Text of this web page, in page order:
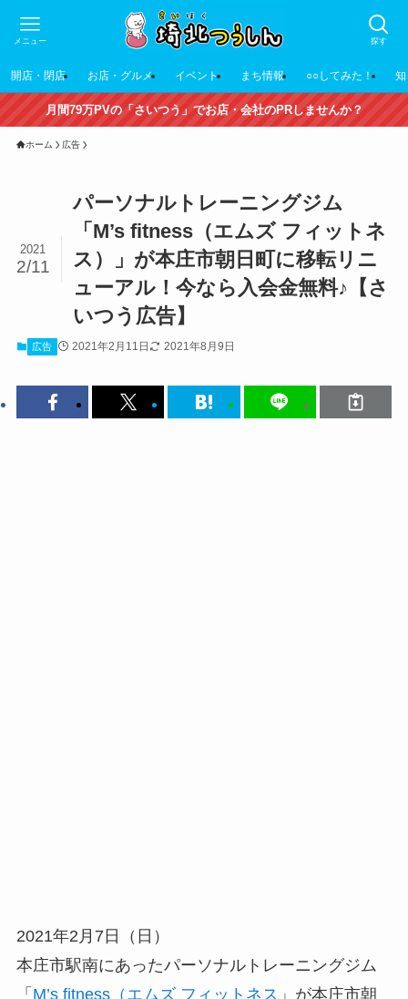
探す
メニュー
開店・閉店 お店・グルメ イベント まち情報 ○○してみた！
月間79万PVの「さいつう」でお店・会社のPRしませんか？
ホーム 広告
パーソナルトレーニングジム
「M’s fitness（エムズ フィットネ
ス）」が本庄市朝日町に移転リニ
ューアル！今なら入会金無料♪【さ
いつう広告】
2021
2/11
広告 2021年2月11日 2021年8月9日
2021年2月7日（日）
本庄市駅南にあったパーソナルトレーニングジム
「 M’s fitness（エムズ フィットネス 」が本庄市朝